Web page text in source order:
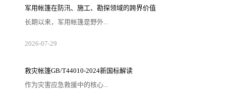
军用帐篷在防汛、施工、勘探领域的跨界价值
长期以来，军用帐篷是野外...
2026-07-29
救灾帐篷GB/T44010-2024新国标解读
作为灾害应急救援中的核心...